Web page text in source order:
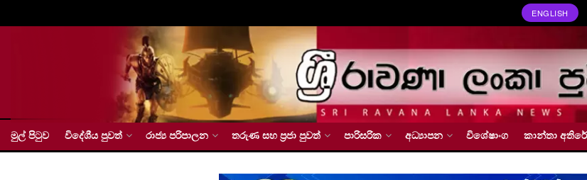
ENGLISH
මුල් පිටුව විදේශීය පුවත් රාජ්‍ය පරිපාලන තරුණ සහ ප්‍රජා පුවත් පාරිසරික අධ්‍යාපන විශේෂාංග කාන්තා